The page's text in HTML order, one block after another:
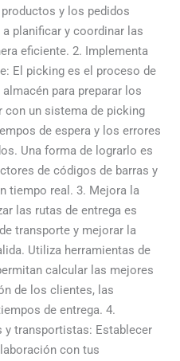
y los pedidos
planificar y coordinar las
eficiente. 2. Implementa
El picking es el proceso de
para preparar los
con un sistema de picking
de espera y los errores
Una forma de lograrlo es
de códigos de barras y
tiempo real. 3. Mejora la
las rutas de entrega es
transporte y mejorar la
Utiliza herramientas de
calcular las mejores
de los clientes, las
de entrega. 4.
y transportistas: Establecer
con tus